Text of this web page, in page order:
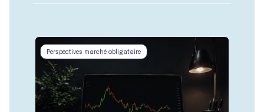
Perspectives marché obligataire